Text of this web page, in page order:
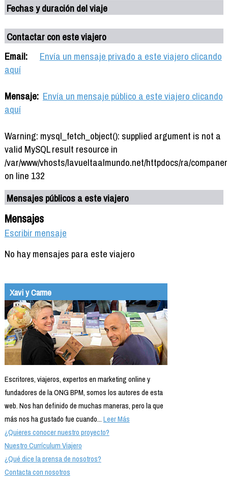
Fechas y duración del viaje
Contactar con este viajero
Email:
Envía un mensaje privado a este viajero clicando
aquí
Mensaje: Envía un mensaje público a este viajero clicando
aquí
Warning: mysql_fetch_object(): supplied argument is not a
valid MySQL result resource in
/var/www/vhosts/lavueltaalmundo.net/httpdocs/ra/
on line 132
Mensajes públicos a este viajero
Mensajes
Escribir mensaje
No hay mensajes para este viajero
Xavi y Carme
Escritores, viajeros, expertos en marketing online y
fundadores de la ONG BPM, somos los autores de esta
web. Nos han definido de muchas maneras, pero la que
más nos ha gustado fue cuando...Leer Más
¿Quieres conocer nuestro proyecto?
Nuestro Currículum Viajero
¿Qué dice la prensa de nosotros?
Contacta con nosotros